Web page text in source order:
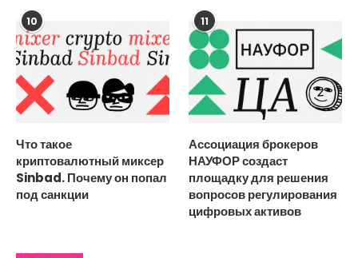
10
Что такое
криптовалютный миксер
Sinbad. Почему он попал
под санкции
11
Ассоциация брокеров
НАУФОР создаст
площадку для решения
вопросов регулирования
цифровых активов